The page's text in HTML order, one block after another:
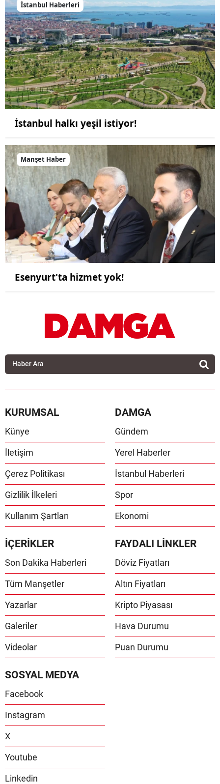
İstanbul Haberleri
İstanbul halkı yeşil istiyor!
Manşet Haber
Esenyurt'ta hizmet yok!
KURUMSAL
Künye
İletişim
Çerez Politikası
Gizlilik İlkeleri
Kullanım Şartları
DAMGA
Gündem
Yerel Haberler
İstanbul Haberleri
Spor
Ekonomi
İÇERİKLER
Son Dakika Haberleri
Tüm Manşetler
Yazarlar
Galeriler
Videolar
FAYDALI LİNKLER
Döviz Fiyatları
Altın Fiyatları
Kripto Piyasası
Hava Durumu
Puan Durumu
SOSYAL MEDYA
Facebook
Instagram
X
Youtube
Linkedin